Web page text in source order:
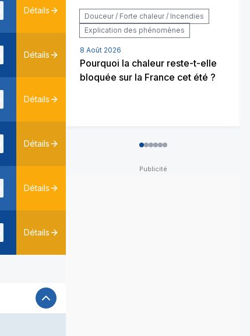
Détails
Détails
Détails
Détails
Détails
Détails
Douceur / Forte chaleur / Incendies
Explication des phénomènes
8 Août 2026
Pourquoi la chaleur reste-t-elle
bloquée sur la France cet été ?